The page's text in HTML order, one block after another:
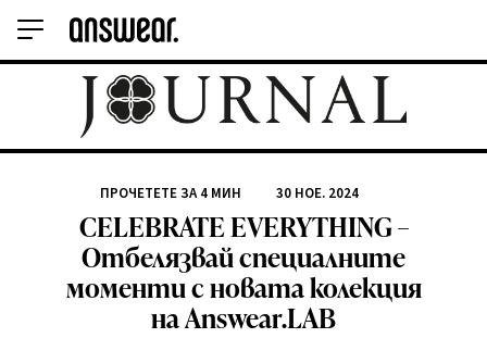
ПРОЧЕТЕТЕ ЗА4 МИН 30 НОЕ. 2024
CELEBRATE EVERYTHING –
Отбелязвай специалните
моменти с новата колекция
на Answear.LAB